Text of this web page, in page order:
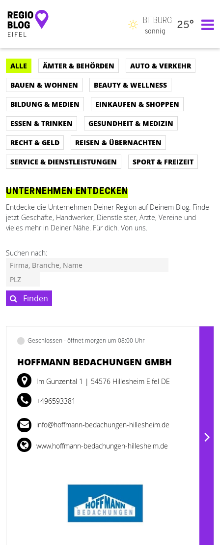
Hauptnavigation
BITBURG
sonnig
25°
ALLE ÄMTER & BEHÖRDEN
AUTO & VERKEHR
BAUEN & WOHNEN
BEAUTY & WELLNESS
BILDUNG & MEDIEN
EINKAUFEN & SHOPPEN
ESSEN & TRINKEN
GESUNDHEIT & MEDIZIN
RECHT & GELD
REISEN & ÜBERNACHTEN
SERVICE & DIENSTLEISTUNGEN
SPORT & FREIZEIT
UNTERNEHMEN ENTDECKEN
Entdecke die Unternehmen Deiner Region auf Deinem Blog. Finde
jetzt Geschäfte, Handwerker, Dienstleister, Ärzte, Vereine und
vieles mehr in Deiner Nähe. Für dich. Von uns.
Suchen nach:
Finden
Geschlossen - öffnet morgen um 08:00 Uhr
HOFFMANN BEDACHUNGEN GMBH
Im Gunzental 1 | 54576 Hillesheim Eifel DE
+496593381
info@hoffmann-bedachungen-hillesheim.de
www.hoffmann-bedachungen-hillesheim.de